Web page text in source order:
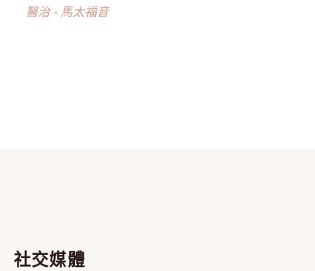
醫治
馬太福音
社交媒體